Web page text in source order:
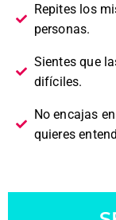
Repites los
personas.
Sientes que
difíciles.
No encajas
quieres